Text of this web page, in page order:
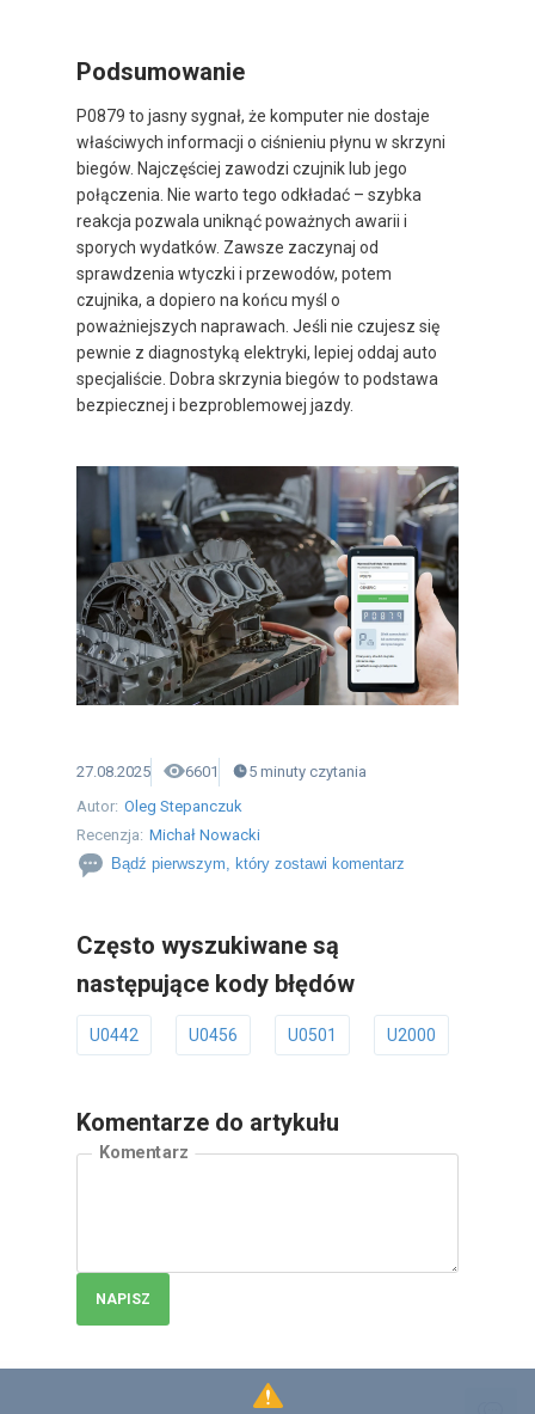
Podsumowanie
P0879 to jasny sygnał, że komputer nie dostaje
właściwych informacji o ciśnieniu płynu w skrzyni
biegów. Najczęściej zawodzi czujnik lub jego
połączenia. Nie warto tego odkładać – szybka
reakcja pozwala uniknąć poważnych awarii i
sporych wydatków. Zawsze zaczynaj od
sprawdzenia wtyczki i przewodów, potem
czujnika, a dopiero na końcu myśl o
poważniejszych naprawach. Jeśli nie czujesz się
pewnie z diagnostyką elektryki, lepiej oddaj auto
specjaliście. Dobra skrzynia biegów to podstawa
bezpiecznej i bezproblemowej jazdy.
27.08.2025 6601 5 minuty czytania
Autor: Oleg Stepanczuk
Recenzja: Michał Nowacki
Bądź pierwszym, który zostawi komentarz
Często wyszukiwane są
następujące kody błędów
U0442 U0456 U0501 U2000
Komentarze do artykułu
Komentarz
NAPISZ